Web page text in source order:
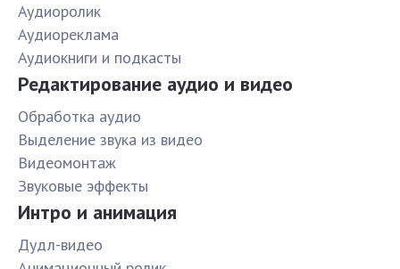
Аудиоролик
Аудиореклама
Аудиокниги и подкасты
Редактирование аудио и видео
Обработка аудио
Выделение звука из видео
Видеомонтаж
Звуковые эффекты
Интро и анимация
Дудл-видео